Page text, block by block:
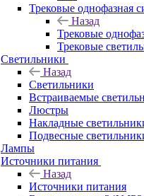
Трековые однофазная
Назад
Трековые
Трековые
Светильники
Назад
Светильники
Встраиваемые
Люстры
Накладные
Подвесные
Лампы
Источники питания
Назад
Источники питания